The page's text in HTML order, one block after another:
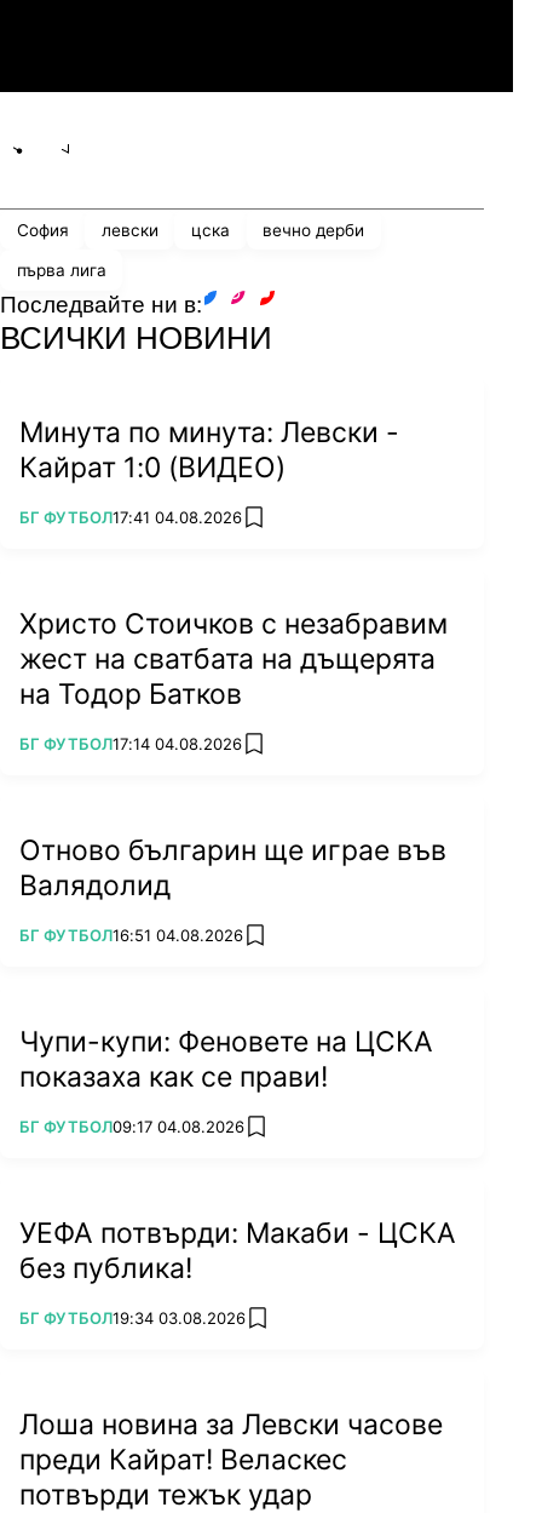
София левски цска вечно дерби
първа лига
Последвайте ни в:
ВСИЧКИ НОВИНИ
Минута по минута: Левски -
Кайрат 1:0 (ВИДЕО)
ПОВЕЧЕ ОТ
БГ ФУТБОЛ17:41 04.08.2026 add favorites
Христо Стоичков с незабравим
жест на сватбата на дъщерята
на Тодор Батков
ПОВЕЧЕ ОТ
БГ ФУТБОЛ17:14 04.08.2026 add favorites
Отново българин ще играе във
Валядолид
ПОВЕЧЕ ОТ
БГ ФУТБОЛ16:51 04.08.2026 add favorites
Чупи-купи: Феновете на ЦСКА
показаха как се прави!
ПОВЕЧЕ ОТ
БГ ФУТБОЛ09:17 04.08.2026 add favorites
УЕФА потвърди: Макаби - ЦСКА
без публика!
ПОВЕЧЕ ОТ
БГ ФУТБОЛ19:34 03.08.2026 add favorites
Лоша новина за Левски часове
преди Кайрат! Веласкес
потвърди тежък удар